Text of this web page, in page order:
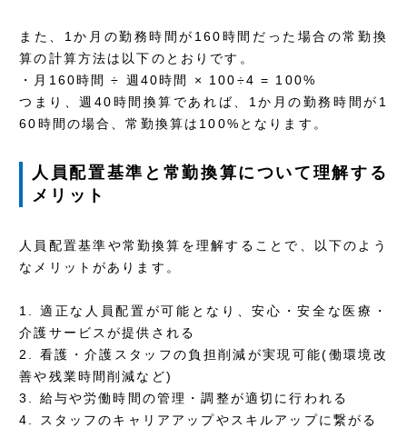
また、1か月の勤務時間が160時間だった場合の常勤換
算の計算方法は以下のとおりです。
・月160時間 ÷ 週40時間 × 100÷4 = 100%
つまり、週40時間換算であれば、1か月の勤務時間が1
60時間の場合、常勤換算は100%となります。
人員配置基準と常勤換算について理解する
メリット
人員配置基準や常勤換算を理解することで、以下のよう
なメリットがあります。
1. 適正な人員配置が可能となり、安心・安全な医療・
介護サービスが提供される
2. 看護・介護スタッフの負担削減が実現可能(働環境改
善や残業時間削減など)
3. 給与や労働時間の管理・調整が適切に行われる
4. スタッフのキャリアアップやスキルアップに繋がる